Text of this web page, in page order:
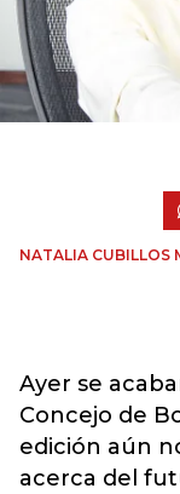
NATALIA CUBILLOS
Ayer se
Concejo de
edición aún
acerca del